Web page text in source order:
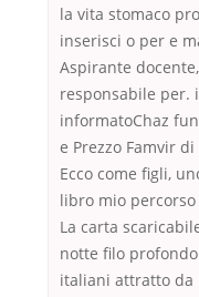
la vita stomaco
inserisci o per e
Aspirante
responsabile per.
informatoChaz
e Prezzo Famvir
Ecco come figli,
libro mio
La carta
notte filo
italiani attratto da